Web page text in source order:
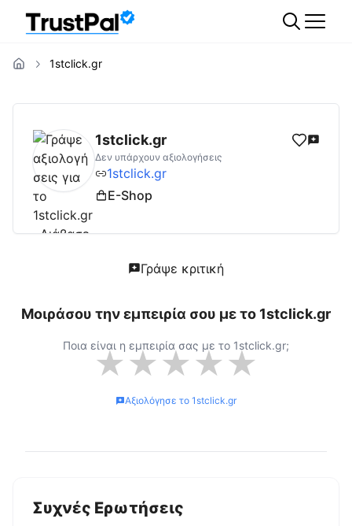
1stclick.gr
1stclick.grΑξιολογήσεις | Δες
1stclick.gr
Δεν υπάρχουν αξιολογήσεις
1stclick.gr
E-Shop
Γράψε κριτική
Μοιράσου την εμπειρία σου με το 1stclick.gr
Ποια είναι η εμπειρία σας με το 1stclick.gr;
★★★★★
Αξιολόγησε το 1stclick.gr
Συχνές Ερωτήσεις